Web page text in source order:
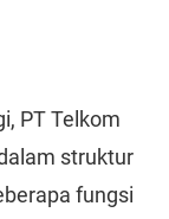
PT Telkom
struktur
fungsi